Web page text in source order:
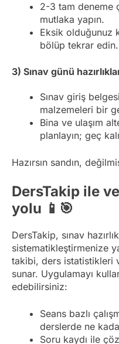
2-3 tam deneme
mutlaka yapın.
Eksik olduğunuz
bölüp tekrar edin.
3) Sınav günü
Sınav giriş
malzemeleri bir
Bina ve ulaşım
planlayın; geç
Hazırsın sandın,
DersTakip ile
yolu 📱🎯
DersTakip, sınav
sistematikleştirmenize
takibi, ders istatistikleri
sunar. Uygulamayı
edebilirsiniz:
Seans bazlı
derslerde ne
Soru kaydı ile